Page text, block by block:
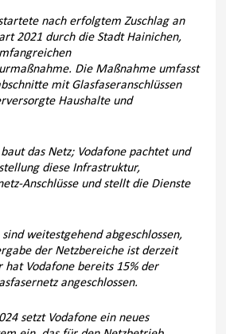
nach erfolgtem Zuschlag an
2021 durch die Stadt Hainichen,
Die Maßnahme umfasst
mit Glasfaseranschlüssen
Haushalte und
das Netz; Vodafone pachtet und
diese Infrastruktur,
Anschlüsse und stellt die Dienste
weitestgehend abgeschlossen,
der Netzbereiche ist derzeit
hat Vodafone bereits 15% der
angeschlossen.
setzt Vodafone ein neues